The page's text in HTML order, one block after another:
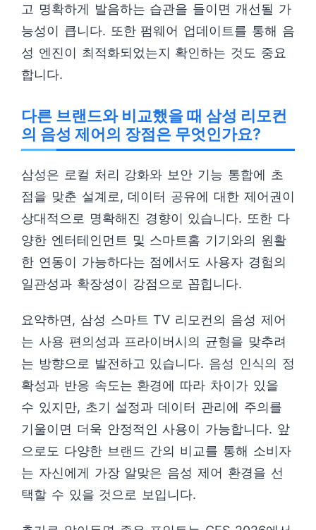
고 명확하게 발음하는 습관을 들이면 개선될 가
능성이 큽니다. 또한 펌웨어 업데이트를 통해 음
성 엔진이 최적화되었는지 확인하는 것도 중요
합니다.
다른 브랜드와 비교했을 때 삼성 리모컨
의 음성 제어의 장점은 무엇인가요?
삼성은 로컬 처리 강화와 보안 기능 통합에 초
점을 맞춘 설계로, 데이터 공유에 대한 제어권이
상대적으로 명확해진 경향이 있습니다. 또한 다
양한 엔터테인먼트 및 스마트홈 기기와의 원활
한 연동이 가능하다는 점에서도 사용자 경험의
일관성과 확장성이 강점으로 꼽힙니다.
요약하면, 삼성 스마트 TV 리모컨의 음성 제어
는 사용 편의성과 프라이버시의 균형을 맞추려
는 방향으로 발전하고 있습니다. 음성 인식의 정
확성과 반응 속도는 환경에 따라 차이가 있을
수 있지만, 초기 설정과 데이터 관리에 주의를
기울이면 더욱 안정적인 사용이 가능합니다. 앞
으로도 다양한 브랜드 간의 비교를 통해 소비자
는 자신에게 가장 알맞은 음성 제어 환경을 선
택할 수 있을 것으로 보입니다.